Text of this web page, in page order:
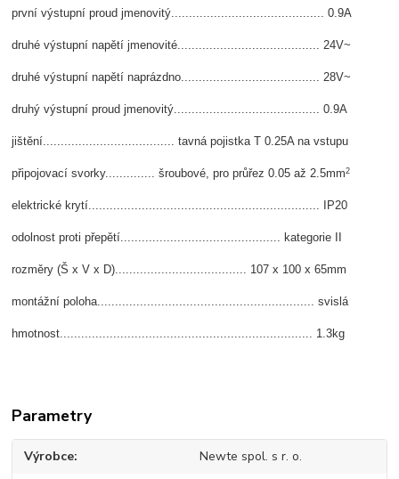
první výstupní proud jmenovitý........................................... 0.9A
druhé výstupní napětí jmenovité........................................ 24V~
druhé výstupní napětí naprázdno....................................... 28V~
druhý výstupní proud jmenovitý......................................... 0.9A
jištění..................................... tavná pojistka T 0.25A na vstupu
připojovací svorky.............. šroubové, pro průřez 0.05 až 2.5mm2
elektrické krytí................................................................. IP20
odolnost proti přepětí............................................. kategorie II
rozměry (Š x V x D)..................................... 107 x 100 x 65mm
montážní poloha............................................................. svislá
hmotnost....................................................................... 1.3kg
Parametry
Výrobce Newte spol. s r. o.